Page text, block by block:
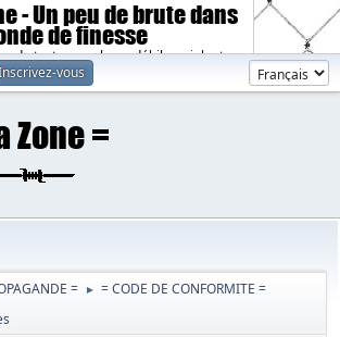
- Un peu de brute dans
de finesse
de textes sombres, débiles, violents.
vous
= ► = CODE DE CONFORMITE =